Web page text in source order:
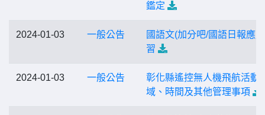
鑑定
2024-01-03 一般公告
國語文(加分吧/國語日報應
習
2024-01-03 一般公告
彰化縣遙控無人機飛航活動
域、時間及其他管理事項